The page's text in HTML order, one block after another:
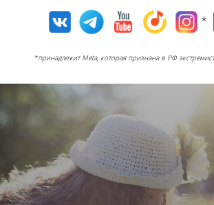
*
*принадлежит Meta, которая признана в РФ